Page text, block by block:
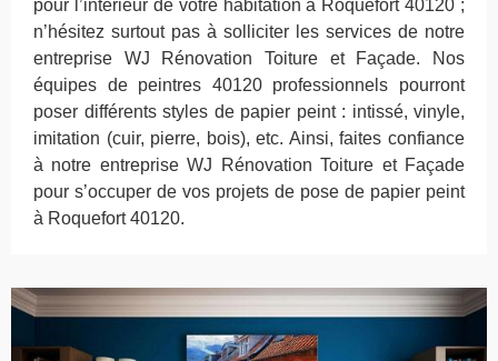
pour l’intérieur de votre habitation à Roquefort 40120 ;
n’hésitez surtout pas à solliciter les services de notre
entreprise WJ Rénovation Toiture et Façade. Nos
équipes de peintres 40120 professionnels pourront
poser différents styles de papier peint : intissé, vinyle,
imitation (cuir, pierre, bois), etc. Ainsi, faites confiance
à notre entreprise WJ Rénovation Toiture et Façade
pour s’occuper de vos projets de pose de papier peint
à Roquefort 40120.